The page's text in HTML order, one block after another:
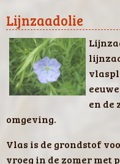
Lijnzaadolie
en de
omgeving.
Vlas is de grondstof
vroeg in de zomer met